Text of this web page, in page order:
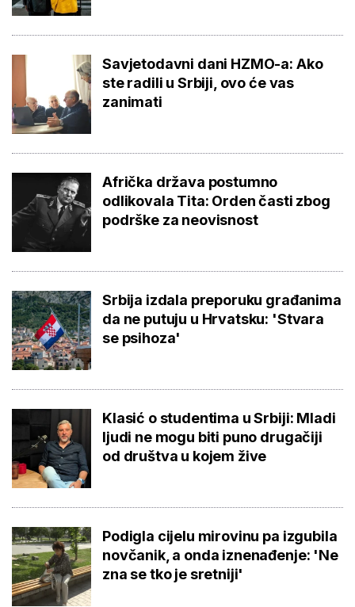
Savjetodavni dani HZMO-a: Ako
ste radili u Srbiji, ovo će vas
zanimati
Afrička država postumno
odlikovala Tita: Orden časti zbog
podrške za neovisnost
Srbija izdala preporuku građanima
da ne putuju u Hrvatsku: 'Stvara
se psihoza'
Klasić o studentima u Srbiji: Mladi
ljudi ne mogu biti puno drugačiji
od društva u kojem žive
Podigla cijelu mirovinu pa izgubila
novčanik, a onda iznenađenje: 'Ne
zna se tko je sretniji'